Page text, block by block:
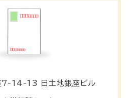
7-14-13 日土地銀座ビル